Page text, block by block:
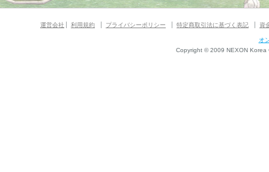
運営会社 利用規約 プライバシーポリシー 特定商取引法に基づく表記 資
オ
Copyright © 2009 NEXON Korea